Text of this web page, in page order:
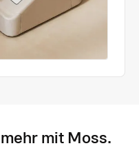
mit Moss.